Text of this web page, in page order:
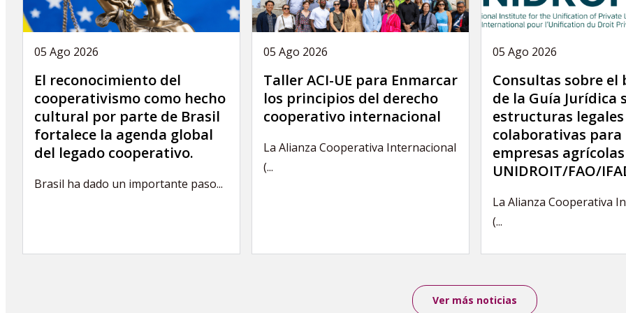
05 Ago 2026
El reconocimiento del
cooperativismo como hecho
cultural por parte de Brasil
fortalece la agenda global
del legado cooperativo.
Brasil ha dado un importante paso...
05 Ago 2026
Taller ACI-UE para Enmarcar
los principios del derecho
cooperativo internacional
La Alianza Cooperativa Internacional
(...
05 Ago 2026
Consultas sobre el
de la Guía Jurídica
estructuras legales
colaborativas para
empresas
UNIDROIT/FAO/
La Alianza Cooperativa
(...
Ver más noticias